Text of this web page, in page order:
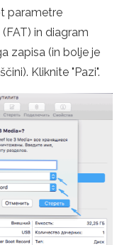
parametre
in diagram
zapisa (in bolje je
Kliknite "Pazi".